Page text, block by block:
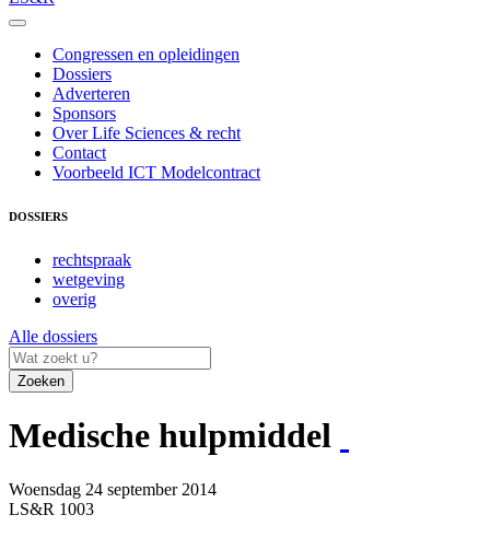
Congressen en opleidingen
Dossiers
Adverteren
Sponsors
Over Life Sciences & recht
Contact
Voorbeeld ICT Modelcontract
DOSSIERS
rechtspraak
wetgeving
overig
Alle dossiers
Zoeken
Medische hulpmiddel
Woensdag 24 september 2014
LS&R 1003